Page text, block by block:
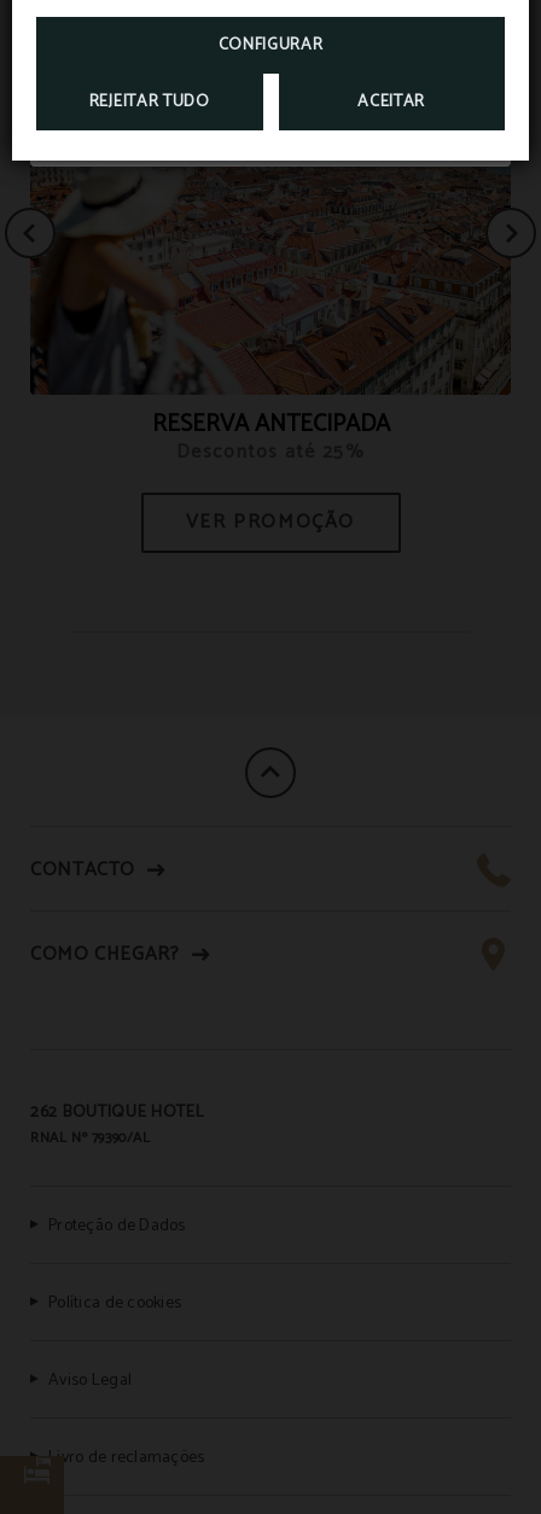
CONFIGURAR
REJEITAR TUDO ACEITAR
RESERVA ANTECIPADA
CONTACTO
COMO CHEGAR?
262 BOUTIQUE HOTEL
RNAL Nº 79390/AL
Proteção de Dados
Política de cookies
Aviso Legal
Livro de reclamações